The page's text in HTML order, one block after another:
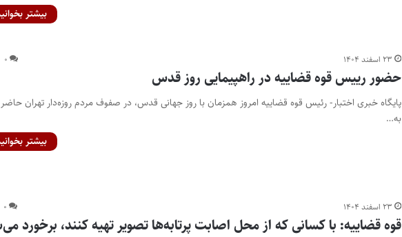
بیشتر
۲۳ اسفند ۱۴۰۴ ۰
حضور رییس قوه قضاییه در راهپیمایی روز قدس
پایگاه خبری اختبار- رئیس قوه قضاییه امروز همزمان با روز جهانی قدس، در صفوف مردم روزه‌دار تهران
به…
بیشتر
۲۳ اسفند ۱۴۰۴ ۰
قوه قضاییه: با کسانی که از محل اصابت پرتابه‌ها تصویر تهیه کنند، برخورد